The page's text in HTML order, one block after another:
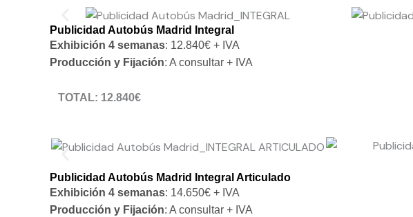
Publicidad Autobús Madrid Integral
Exhibición 4 semanas: 12.840€ + IVA
Producción y Fijación: A consultar + IVA
TOTAL: 12.840€
Publicidad Autobús Madrid Integral Articulado
Exhibición 4 semanas: 14.650€ + IVA
Producción y Fijación: A consultar + IVA